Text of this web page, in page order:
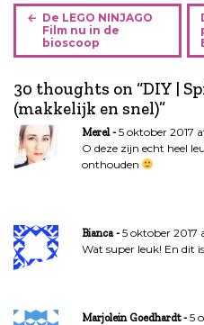
B
r
c
h
t
n
a
g
a
t
e
De LEGO NINJAGO
Film nu in de
bioscoop
30 thoughts on “DIY |
(makkelijk en snel)”
Merel
5 oktober 2017
O deze zijn echt heel
onthouden
Bianca
5 oktober 2017
Wat super leuk! En dit
Marjolein Goedhardt
5